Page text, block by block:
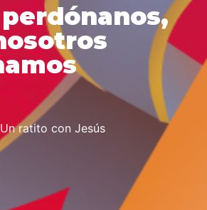
Un ratito con Jesús